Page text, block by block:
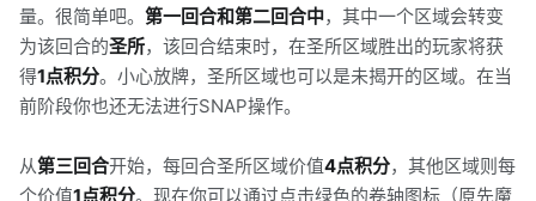
量。很简单吧。 第一回合和第二回合中，其中一个区域会转变
为该回合的圣所，该回合结束时，在圣所区域胜出的玩家将获
得1点积分。小心放牌，圣所区域也可以是未揭开的区域。在当
前阶段你也还无法进行SNAP操作。
从第三回合开始，每回合圣所区域价值4点积分，其他区域则每
个价值1点积分。现在你可以通过点击绿色的卷轴图标（原先魔